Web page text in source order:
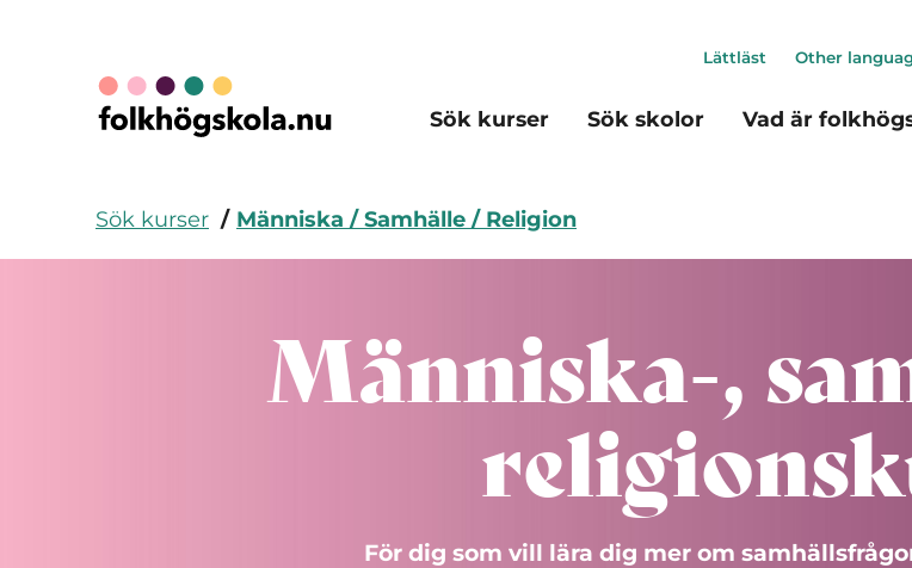
Sök kurser Sök skolor Vad är
Lättläst Other
Sök kurser Människa / Samhälle / Religion
Människa-,
För dig som vill lära dig mer om